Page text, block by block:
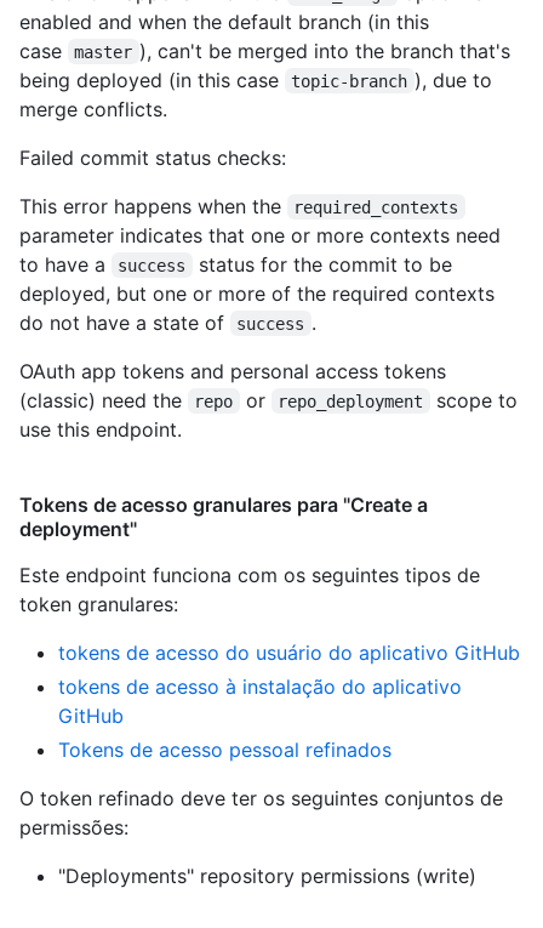
enabled and when the default branch (in this
case
master ), can't be merged into the branch that's
being deployed (in this case
topic-branch ), due to
merge conflicts.
Failed commit status checks:
This error happens when the
required_contexts
parameter indicates that one or more contexts need
to have a
success
status for the commit to be
deployed, but one or more of the required contexts
do not have a state of
success .
OAuth app tokens and personal access tokens
(classic) need the
repo or repo_deployment
scope to
use this endpoint.
Tokens de acesso granulares para "Create a
deployment"
Este endpoint funciona com os seguintes tipos de
token granulares:
tokens de acesso do usuário do aplicativo GitHub
tokens de acesso à instalação do aplicativo
GitHub
Tokens de acesso pessoal refinados
O token refinado deve ter os seguintes conjuntos de
permissões:
"Deployments" repository permissions (write)